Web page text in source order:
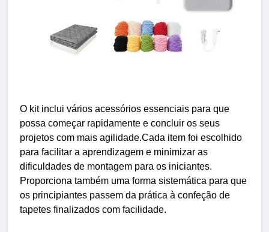
O kit inclui vários acessórios essenciais para que
possa começar rapidamente e concluir os seus
projetos com mais agilidade.Cada item foi escolhido
para facilitar a aprendizagem e minimizar as
dificuldades de montagem para os iniciantes.
Proporciona também uma forma sistemática para que
os principiantes passem da prática à confeção de
tapetes finalizados com facilidade.